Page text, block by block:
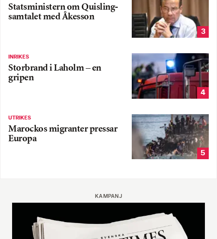
Statsministern om Quisling-
samtalet med Åkesson
3
INRIKES
Storbrand i Laholm – en
gripen
4
UTRIKES
Marockos migranter pressar
Europa
5
KAMPANJ